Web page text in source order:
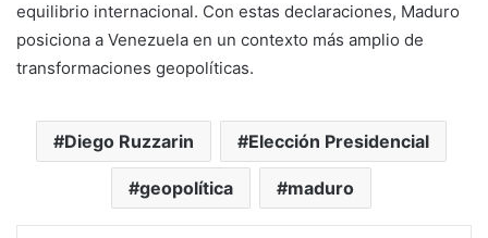
equilibrio internacional. Con estas declaraciones, Maduro
posiciona a Venezuela en un contexto más amplio de
transformaciones geopolíticas.
Diego Ruzzarin Elección Presidencial
geopolítica maduro